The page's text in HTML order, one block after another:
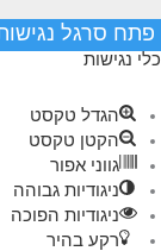
פתח סרגל
כלי נגישות
הגדל טקסט
הקטן טקסט
גווני אפור
ניגודיות גבוהה
ניגודיות הפוכה
רקע בהיר